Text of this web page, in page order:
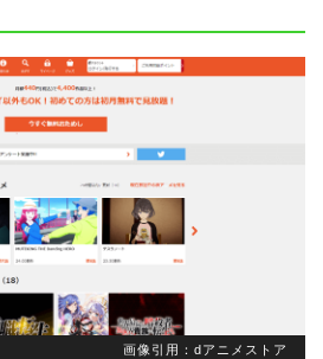
画像引用：dアニメストア